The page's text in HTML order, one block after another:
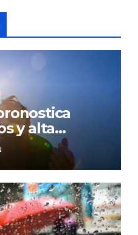
y alta
polvo del
sábado